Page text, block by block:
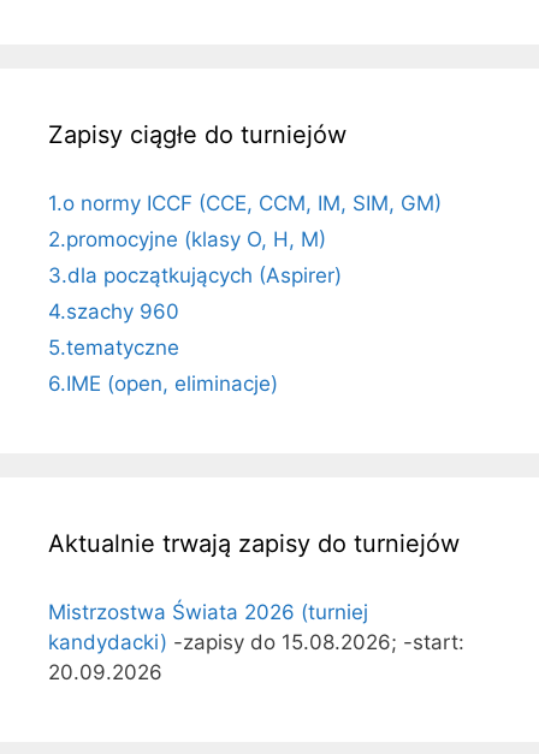
Zapisy ciągłe do turniejów
1.o normy ICCF (CCE, CCM, IM, SIM, GM)
2.promocyjne (klasy O, H, M)
3.dla początkujących (Aspirer)
4.szachy 960
5.tematyczne
6.IME (open, eliminacje)
Aktualnie trwają zapisy do turniejów
Mistrzostwa Świata 2026 (turniej
kandydacki) -zapisy do 15.08.2026; -start:
20.09.2026